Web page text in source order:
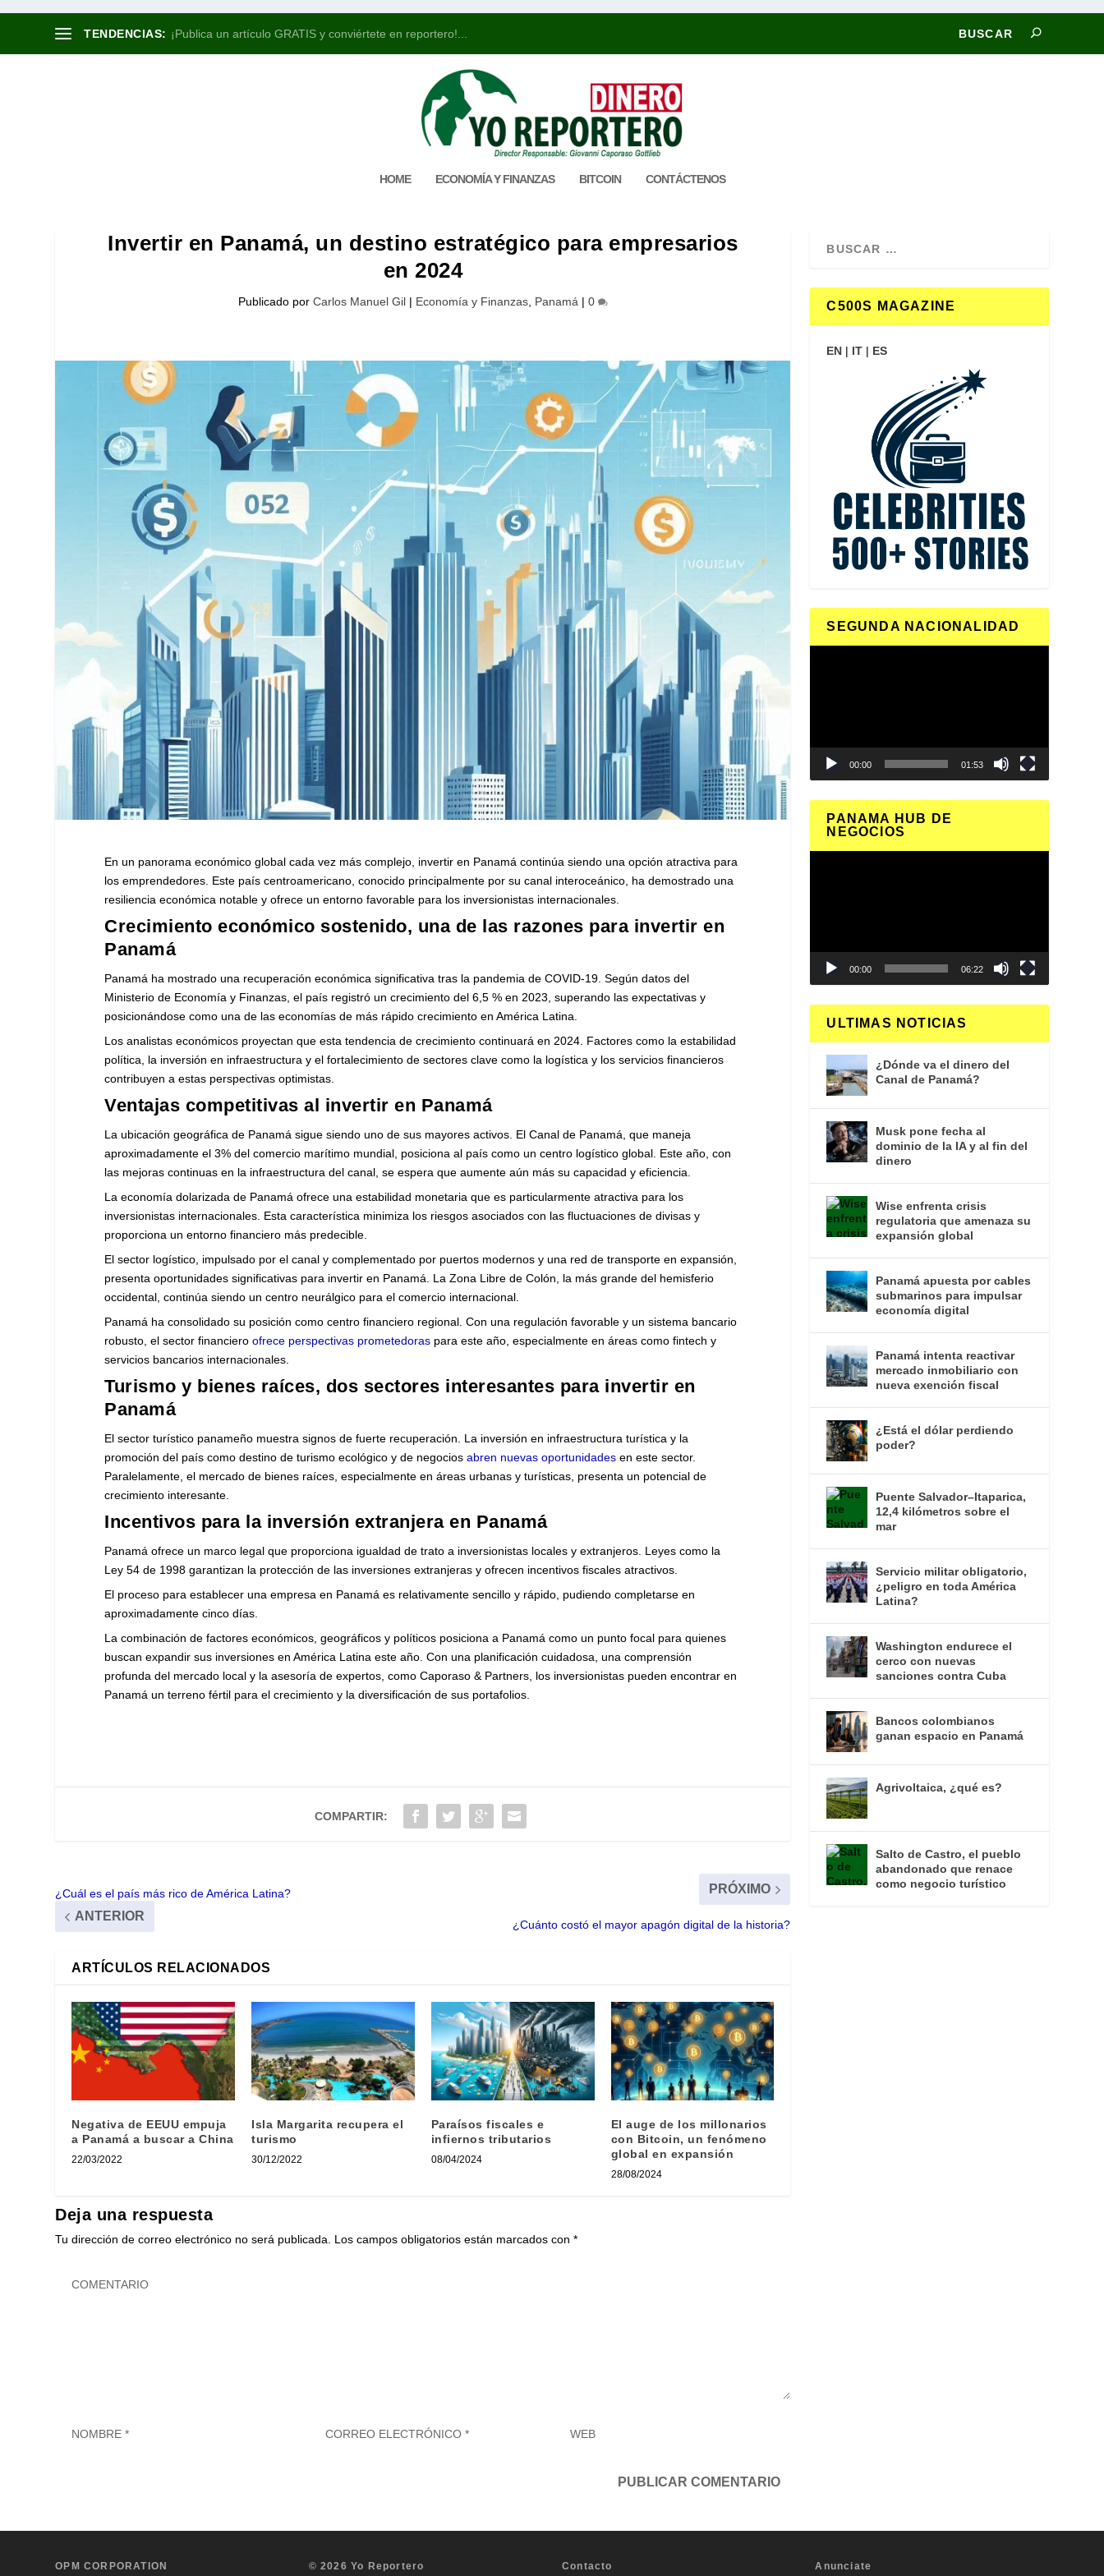
TENDENCIAS: ¡Publica un artículo GRATIS y conviértete en reportero!...
HOME ECONOMÍA Y FINANZAS BITCOIN CONTÁCTENOS
Invertir en Panamá, un destino estratégico para empresarios
en 2024
Publicado por Carlos Manuel Gil| Economía y Finanzas, Panamá | 0
En un panorama económico global cada vez más complejo, invertir en Panamá continúa siendo una opción atractiva para
los emprendedores. Este país centroamericano, conocido principalmente por su canal interoceánico, ha demostrado una
resiliencia económica notable y ofrece un entorno favorable para los inversionistas internacionales.
Crecimiento económico sostenido, una de las razones para invertir en
Panamá
Panamá ha mostrado una recuperación económica significativa tras la pandemia de COVID-19. Según datos del
Ministerio de Economía y Finanzas, el país registró un crecimiento del 6,5 % en 2023, superando las expectativas y
posicionándose como una de las economías de más rápido crecimiento en América Latina.
Los analistas económicos proyectan que esta tendencia de crecimiento continuará en 2024. Factores como la estabilidad
política, la inversión en infraestructura y el fortalecimiento de sectores clave como la logística y los servicios financieros
contribuyen a estas perspectivas optimistas.
Ventajas competitivas al invertir en Panamá
La ubicación geográfica de Panamá sigue siendo uno de sus mayores activos. El Canal de Panamá, que maneja
aproximadamente el 3% del comercio marítimo mundial, posiciona al país como un centro logístico global. Este año, con
las mejoras continuas en la infraestructura del canal, se espera que aumente aún más su capacidad y eficiencia.
La economía dolarizada de Panamá ofrece una estabilidad monetaria que es particularmente atractiva para los
inversionistas internacionales. Esta característica minimiza los riesgos asociados con las fluctuaciones de divisas y
proporciona un entorno financiero más predecible.
El sector logístico, impulsado por el canal y complementado por puertos modernos y una red de transporte en expansión,
presenta oportunidades significativas para invertir en Panamá. La Zona Libre de Colón, la más grande del hemisferio
occidental, continúa siendo un centro neurálgico para el comercio internacional.
Panamá ha consolidado su posición como centro financiero regional. Con una regulación favorable y un sistema bancario
robusto, el sector financieroofrece perspectivas prometedoras para este año, especialmente en áreas como fintech y
servicios bancarios internacionales.
Turismo y bienes raíces, dos sectores interesantes para invertir en
Panamá
El sector turístico panameño muestra signos de fuerte recuperación. La inversión en infraestructura turística y la
promoción del país como destino de turismo ecológico y de negociosabren nuevas oportunidades en este sector.
Paralelamente, el mercado de bienes raíces, especialmente en áreas urbanas y turísticas, presenta un potencial de
crecimiento interesante.
Incentivos para la inversión extranjera en Panamá
Panamá ofrece un marco legal que proporciona igualdad de trato a inversionistas locales y extranjeros. Leyes como la
Ley 54 de 1998 garantizan la protección de las inversiones extranjeras y ofrecen incentivos fiscales atractivos.
El proceso para establecer una empresa en Panamá es relativamente sencillo y rápido, pudiendo completarse en
aproximadamente cinco días.
La combinación de factores económicos, geográficos y políticos posiciona a Panamá como un punto focal para quienes
buscan expandir sus inversiones en América Latina este año. Con una planificación cuidadosa, una comprensión
profunda del mercado local y la asesoría de expertos, como Caporaso & Partners, los inversionistas pueden encontrar en
Panamá un terreno fértil para el crecimiento y la diversificación de sus portafolios.
COMPARTIR:
¿Cuál es el país más rico de América Latina?
ANTERIOR
PRÓXIMO
¿Cuánto costó el mayor apagón digital de la historia?
ARTÍCULOS RELACIONADOS
Negativa de EEUU empuja
a Panamá a buscar a China
22/03/2022
Isla Margarita recupera el
turismo
30/12/2022
Paraísos fiscales e
infiernos tributarios
08/04/2024
El auge de los millonarios
con Bitcoin, un fenómeno
global en expansión
28/08/2024
Deja una respuesta
Tu dirección de correo electrónico no será publicada. Los campos obligatorios están marcados con*
C500S MAGAZINE
EN | IT | ES
SEGUNDA NACIONALIDAD
00:00 01:53
PANAMA HUB DE
NEGOCIOS
00:00 06:22
ULTIMAS NOTICIAS
¿Dónde va el dinero del
Canal de Panamá?
Musk pone fecha al
dominio de la IA y al fin del
dinero
Wise enfrenta crisis
regulatoria que amenaza su
expansión global
Panamá apuesta por cables
submarinos para impulsar
economía digital
Panamá intenta reactivar
mercado inmobiliario con
nueva exención fiscal
¿Está el dólar perdiendo
poder?
Puente Salvador–Itaparica,
12,4 kilómetros sobre el
mar
Servicio militar obligatorio,
¿peligro en toda América
Latina?
Washington endurece el
cerco con nuevas
sanciones contra Cuba
Bancos colombianos
ganan espacio en Panamá
Agrivoltaica, ¿qué es?
Salto de Castro, el pueblo
abandonado que renace
como negocio turístico
OPM CORPORATION © 2026 Yo Reportero Contacto Anunciate